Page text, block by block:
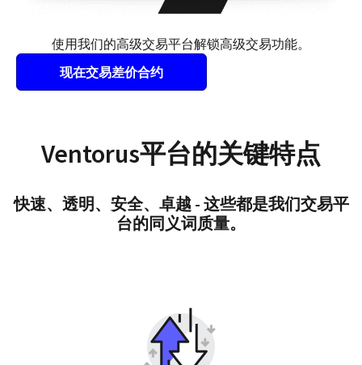
使用我们的高级交易平台解锁高级交易功能。
现在交易差价合约
Ventorus平台的关键特点
快速、透明、安全、卓越 - 这些都是我们交易平
台的同义词质量。